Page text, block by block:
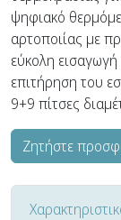
ψηφιακό
αρτοποιίας με
εύκολη
επιτήρηση του
9+9 πίτσες
Ζητήστε